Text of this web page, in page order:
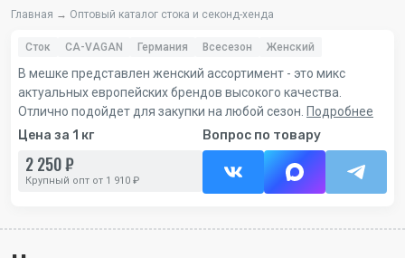
Главная → Оптовый каталог стока и секонд-хенда
Сток CA-VAGAN Германия Всесезон Женский
В мешке представлен женский ассортимент - это микс
актуальных европейских брендов высокого качества.
Отлично подойдет для закупки на любой сезон. Подробнее
Цена за 1 кг
2 250 ₽
Крупный опт от 1 910 ₽
Вопрос по товару